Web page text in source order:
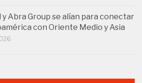
y Abra Group se alían para conectar
con Oriente Medio y Asia